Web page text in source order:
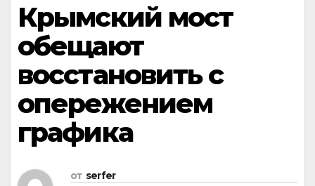
Крымский мост
обещают
восстановить с
опережением
графика
от serfer